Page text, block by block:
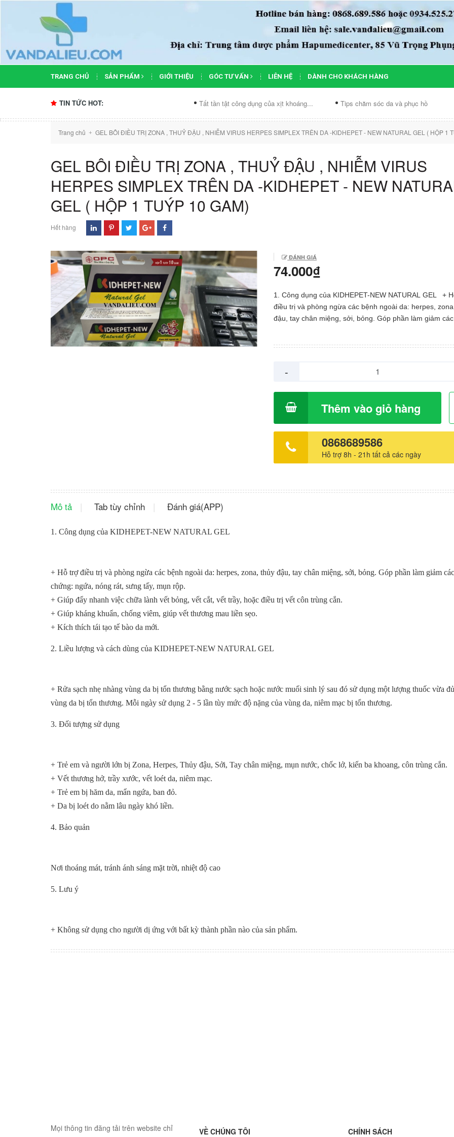
TRANG CHỦ SẢN PHẨM GIỚI THIỆU GÓC TƯ VẤN LIÊN HỆ DÀNH CHO KHÁCH HÀNG
TIN TỨC HOT: Tất tần tật công dụng của xịt khoáng... Tips chăm sóc da và phục hồi làn...
Trang chủ + GEL BÔI ĐIỀU TRỊ ZONA , THUỶ ĐẬU , NHIỄM VIRUS HERPES SIMPLEX TRÊN DA -KIDHEPET - NEW NATURAL GEL ( HỘP 1
GEL BÔI ĐIỀU TRỊ ZONA , THUỶ ĐẬU , NHIỄM VIRUS
HERPES SIMPLEX TRÊN DA -KIDHEPET - NEW
GEL ( HỘP 1 TUÝP 10 GAM)
Hết hàng
ĐÁNH GIÁ
74.000₫
1. Công dụng của KIDHEPET-NEW NATURAL GEL +
điều trị và phòng ngừa các bệnh ngoài da: herpes,
đậu, tay chân miệng, sởi, bỏng. Góp phần làm giảm
cách dùng của KIDHEPET-NEW NATURAL GEL + Rửa sạch
da bị tổn thương. Mỗi ngày sử dụng 2 - 5 lần tùy mức
của vùng da, niêm mạc bị tổn thương. 3. Đối tượng sử dụng +
Trẻ em và người lớn bị Zona, Herpes, Thủy đậu, Sởi,
miệng, mụn nước, chốc lở, kiến ba khoang, côn trùng
thương hở, trầy xước, vết loét da, niêm mạc. + Trẻ em bị
cao 5. Lưu ý + Không sử dụng cho người dị ứng với bất kỳ
-
Thêm vào giỏ hàng
0868689586
Hỗ trợ 8h - 21h tất cả các ngày
Mô tả Tab tùy chỉnh Đánh giá(APP)
1. Công dụng của KIDHEPET-NEW NATURAL GEL
+ Hỗ trợ điều trị và phòng ngừa các bệnh ngoài da: herpes, zona, thủy đậu, tay chân miệng, sởi, bỏng. Góp phần làm giảm
chứng: ngứa, nóng rát, sưng tấy, mụn rộp.
+ Giúp đẩy nhanh việc chữa lành vết bỏng, vết cắt, vết trầy, hoặc điều trị vết côn trùng cắn.
+ Giúp kháng khuẩn, chống viêm, giúp vết thương mau liền sẹo.
+ Kích thích tái tạo tế bào da mới.
2. Liều lượng và cách dùng của KIDHEPET-NEW NATURAL GEL
+ Rửa sạch nhẹ nhàng vùng da bị tổn thương bằng nước sạch hoặc nước muối sinh lý sau đó sử dụng một lượng thuốc vừa
vùng da bị tổn thương. Mỗi ngày sử dụng 2 - 5 lần tùy mức độ nặng của vùng da, niêm mạc bị tổn thương.
3. Đối tượng sử dụng
+ Trẻ em và người lớn bị Zona, Herpes, Thủy đậu, Sởi, Tay chân miệng, mụn nước, chốc lở, kiến ba khoang, côn trùng cắn.
+ Vết thương hở, trầy xước, vết loét da, niêm mạc.
+ Trẻ em bị hăm da, mẩn ngứa, ban đỏ.
+ Da bị loét do nằm lâu ngày khó liền.
4. Bảo quản
Nơi thoáng mát, tránh ánh sáng mặt trời, nhiệt độ cao
5. Lưu ý
+ Không sử dụng cho người dị ứng với bất kỳ thành phần nào của sản phẩm.
Mọi thông tin đăng tải trên website chỉ VỀ CHÚNG TÔI CHÍNH SÁCH